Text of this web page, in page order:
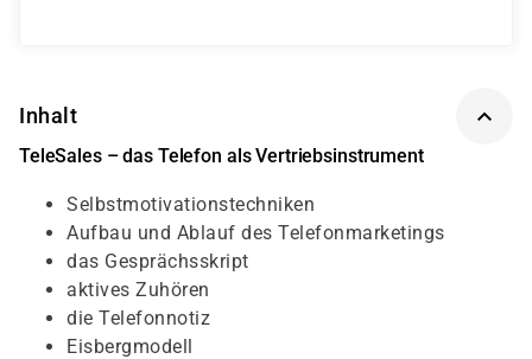
Inhalt
TeleSales – das Telefon als Vertriebsinstrument
Selbstmotivationstechniken
Aufbau und Ablauf des Telefonmarketings
das Gesprächsskript
aktives Zuhören
die Telefonnotiz
Eisbergmodell